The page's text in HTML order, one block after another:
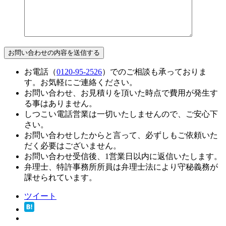
お電話（0120-95-2526）でのご相談も承っておりま
す。お気軽にご連絡ください。
お問い合わせ、お見積りを頂いた時点で費用が発生す
る事はありません。
しつこい電話営業は一切いたしませんので、ご安心下
さい。
お問い合わせしたからと言って、必ずしもご依頼いた
だく必要はございません。
お問い合わせ受信後、1営業日以内に返信いたします。
弁理士、特許事務所所員は弁理士法により守秘義務が
課せられています。
ツイート